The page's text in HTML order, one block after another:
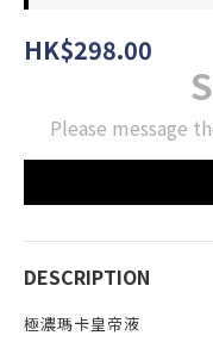
HK$298.00
Please message
DESCRIPTION
極濃瑪卡皇帝液